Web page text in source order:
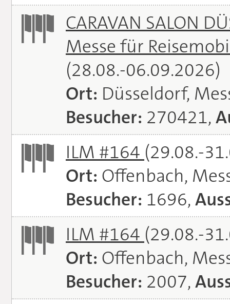
CARAVAN SALON
Messe für
(28.08.-06.09.2026)
Ort: Düsseldorf,
Besucher: 270421,
ILM #164 (29.08.-
Ort: Offenbach,
Besucher: 1696,
ILM #164 (29.08.-
Ort: Offenbach,
Besucher: 2007,